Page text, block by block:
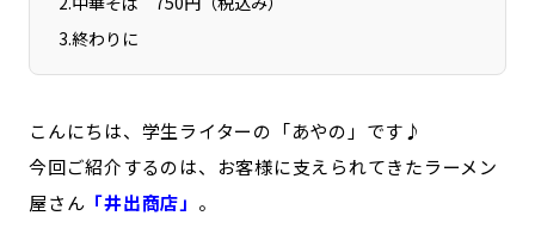
3.終わりに
こんにちは、学生ライターの「あやの」です♪
今回ご紹介するのは、お客様に支えられてきたラーメン
屋さん 「井出商店」 。